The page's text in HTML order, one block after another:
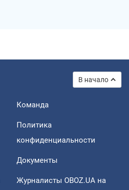
В начало
Команда
Политика
конфиденциальности
Документы
Журналисты OBOZ.UA на